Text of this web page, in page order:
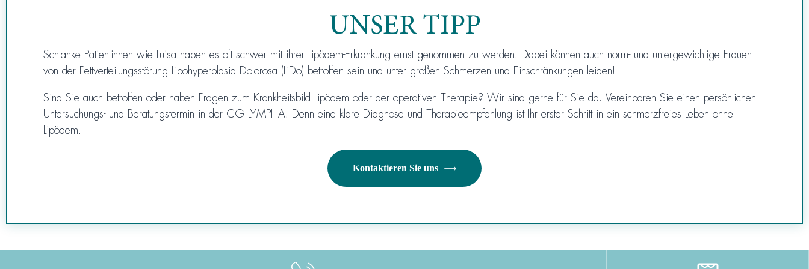
UNSER TIPP
Schlanke Patientinnen wie Luisa haben es oft schwer mit ihrer Lipödem-Erkrankung ernst genommen zu werden. Dabei können auch norm- und untergewichtige Frauen
von der Fettverteilungsstörung Lipohyperplasia Dolorosa (LiDo) betroffen sein und unter großen Schmerzen und Einschränkungen leiden!
Sind Sie auch betroffen oder haben Fragen zum Krankheitsbild Lipödem oder der operativen Therapie? Wir sind gerne für Sie da. Vereinbaren Sie einen persönlichen
Untersuchungs- und Beratungstermin in der CG LYMPHA. Denn eine klare Diagnose und Therapieempfehlung ist Ihr erster Schritt in ein schmerzfreies Leben ohne
Lipödem.
Kontaktieren Sie uns